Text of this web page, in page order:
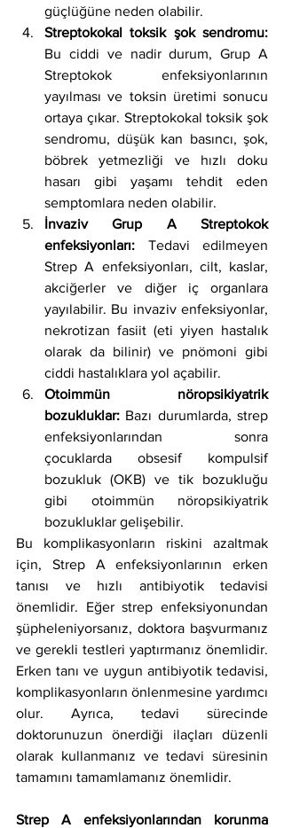
güçlüğüne neden olabilir.
Streptokokal toksik şok sendromu:
Bu ciddi ve nadir durum, Grup A
Streptokok enfeksiyonlarının
yayılması ve toksin üretimi sonucu
ortaya çıkar. Streptokokal toksik şok
sendromu, düşük kan basıncı, şok,
böbrek yetmezliği ve hızlı doku
hasarı gibi yaşamı tehdit eden
semptomlara neden olabilir.
İnvaziv Grup A Streptokok
enfeksiyonları: Tedavi edilmeyen
Strep A enfeksiyonları, cilt, kaslar,
akciğerler ve diğer iç organlara
yayılabilir. Bu invaziv enfeksiyonlar,
nekrotizan fasiit (eti yiyen hastalık
olarak da bilinir) ve pnömoni gibi
ciddi hastalıklara yol açabilir.
Otoimmün nöropsikiyatrik
bozukluklar: Bazı durumlarda, strep
enfeksiyonlarından sonra
çocuklarda obsesif kompulsif
bozukluk (OKB) ve tik bozukluğu
gibi otoimmün nöropsikiyatrik
bozukluklar gelişebilir.
Bu komplikasyonların riskini azaltmak
için, Strep A enfeksiyonlarının erken
tanısı ve hızlı antibiyotik tedavisi
önemlidir. Eğer strep enfeksiyonundan
şüpheleniyorsanız, doktora başvurmanız
ve gerekli testleri yaptırmanız önemlidir.
Erken tanı ve uygun antibiyotik tedavisi,
komplikasyonların önlenmesine yardımcı
olur. Ayrıca, tedavi sürecinde
doktorunuzun önerdiği ilaçları düzenli
olarak kullanmanız ve tedavi süresinin
tamamını tamamlamanız önemlidir.
Strep A enfeksiyonlarından korunma